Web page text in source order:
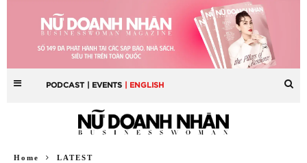
PODCAST | EVENTS | ENGLISH
Home LATEST